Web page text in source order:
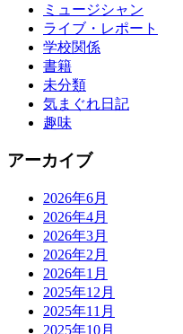
ミュージシャン
ライブ・レポート
学校関係
書籍
未分類
気まぐれ日記
趣味
アーカイブ
2026年6月
2026年4月
2026年3月
2026年2月
2026年1月
2025年12月
2025年11月
2025年10月